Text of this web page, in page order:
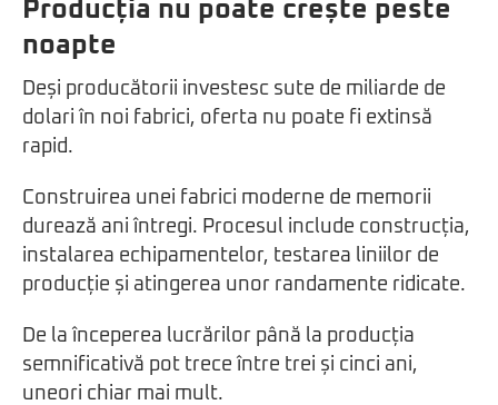
Producția nu poate crește peste
noapte
Deși producătorii investesc sute de miliarde de
dolari în noi fabrici, oferta nu poate fi extinsă
rapid.
Construirea unei fabrici moderne de memorii
durează ani întregi. Procesul include construcția,
instalarea echipamentelor, testarea liniilor de
producție și atingerea unor randamente ridicate.
De la începerea lucrărilor până la producția
semnificativă pot trece între trei și cinci ani,
uneori chiar mai mult.